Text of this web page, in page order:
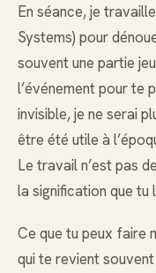
En séance, je
Systems) pour
souvent une partie
l’événement pour te
invisible, je ne serai
être été utile à
Le travail n’est pas
la signification que tu
Ce que tu peux faire
qui te revient